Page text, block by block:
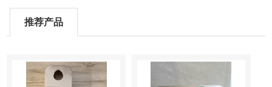
推荐产品